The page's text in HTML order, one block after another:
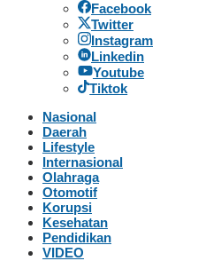
Facebook
Twitter
Instagram
Linkedin
Youtube
Tiktok
Nasional
Daerah
Lifestyle
Internasional
Olahraga
Otomotif
Korupsi
Kesehatan
Pendidikan
VIDEO